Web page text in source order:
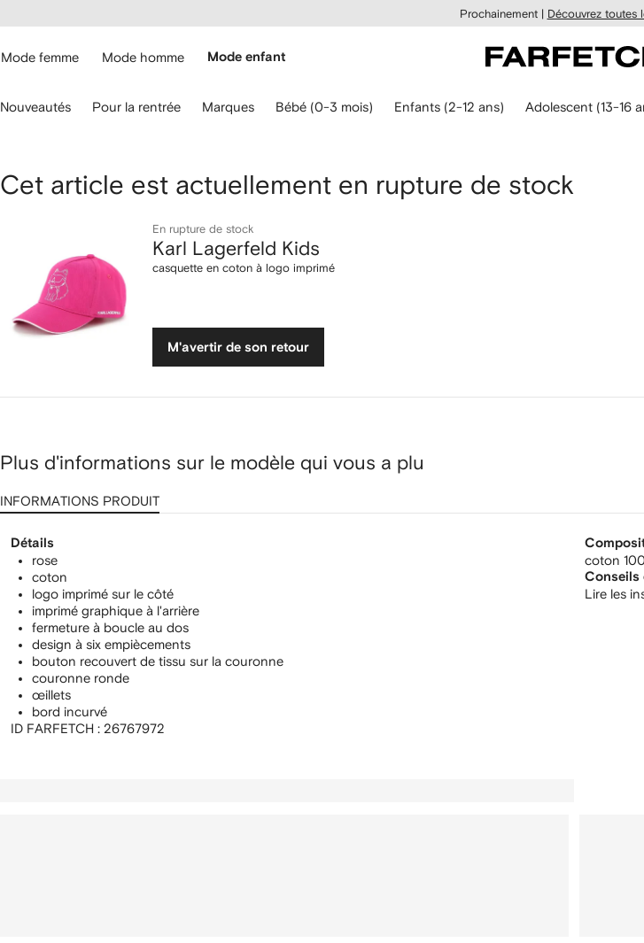
principal
Prochainement | Découvrez toutes
Mode femme Mode homme Mode enfant
Nouveautés Pour la rentrée Marques Bébé (0-3 mois) Enfants (2-12 ans) Adolescent (13-16
Karl
casquette
en
à
imprimé
Cet article est actuellement en rupture de stock
En rupture de stock
Karl Lagerfeld Kids
casquette en coton à logo imprimé
M'avertir de son retour
Plus d'informations sur le modèle qui vous a plu
INFORMATIONS PRODUIT
Détails
rose
coton
logo imprimé sur le côté
imprimé graphique à l'arrière
fermeture à boucle au dos
design à six empiècements
bouton recouvert de tissu sur la couronne
couronne ronde
œillets
bord incurvé
ID FARFETCH : 26767972
coton
Conseils
Lire les